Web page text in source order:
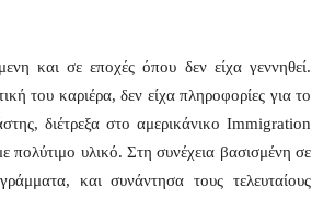
και σε εποχές όπου δεν είχα γεννηθεί.
του καριέρα, δεν είχα πληροφορίες για το
διέτρεξα στο αμερικάνικο Immigration
πολύτιμο υλικό. Στη συνέχεια βασισμένη σε
και συνάντησα τους τελευταίους